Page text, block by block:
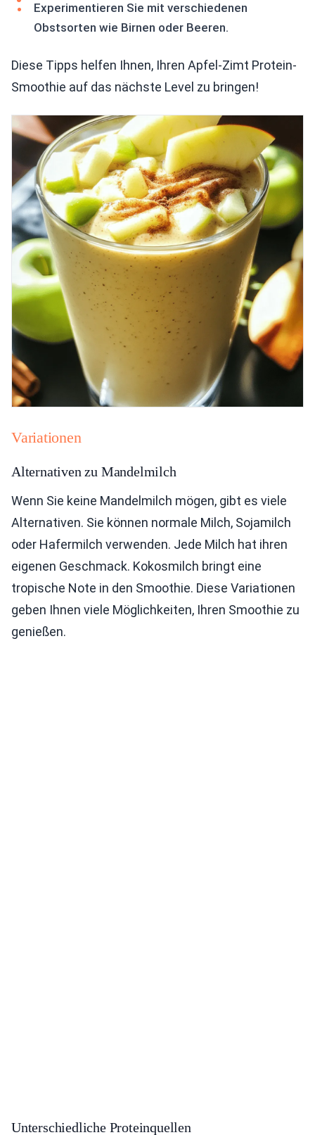
Experimentieren Sie mit verschiedenen
Obstsorten wie Birnen oder Beeren.
Diese Tipps helfen Ihnen, Ihren Apfel-Zimt Protein-
Smoothie auf das nächste Level zu bringen!
Variationen
Alternativen zu Mandelmilch
Wenn Sie keine Mandelmilch mögen, gibt es viele
Alternativen. Sie können normale Milch, Sojamilch
oder Hafermilch verwenden. Jede Milch hat ihren
eigenen Geschmack. Kokosmilch bringt eine
tropische Note in den Smoothie. Diese Variationen
geben Ihnen viele Möglichkeiten, Ihren Smoothie zu
genießen.
Unterschiedliche Proteinquellen